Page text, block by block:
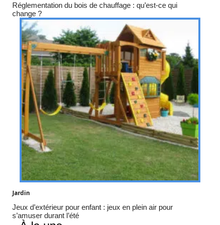
Réglementation du bois de chauffage : qu’est-ce qui
change ?
Jardin
Jeux d’extérieur pour enfant : jeux en plein air pour
s’amuser durant l’été